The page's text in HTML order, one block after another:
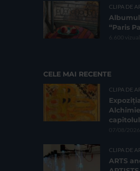
CLIPA DE
“Paris
6.600
CELE MAI RECENTE
CLIPA DE
07/08/2026
CLIPA DE
ARTS